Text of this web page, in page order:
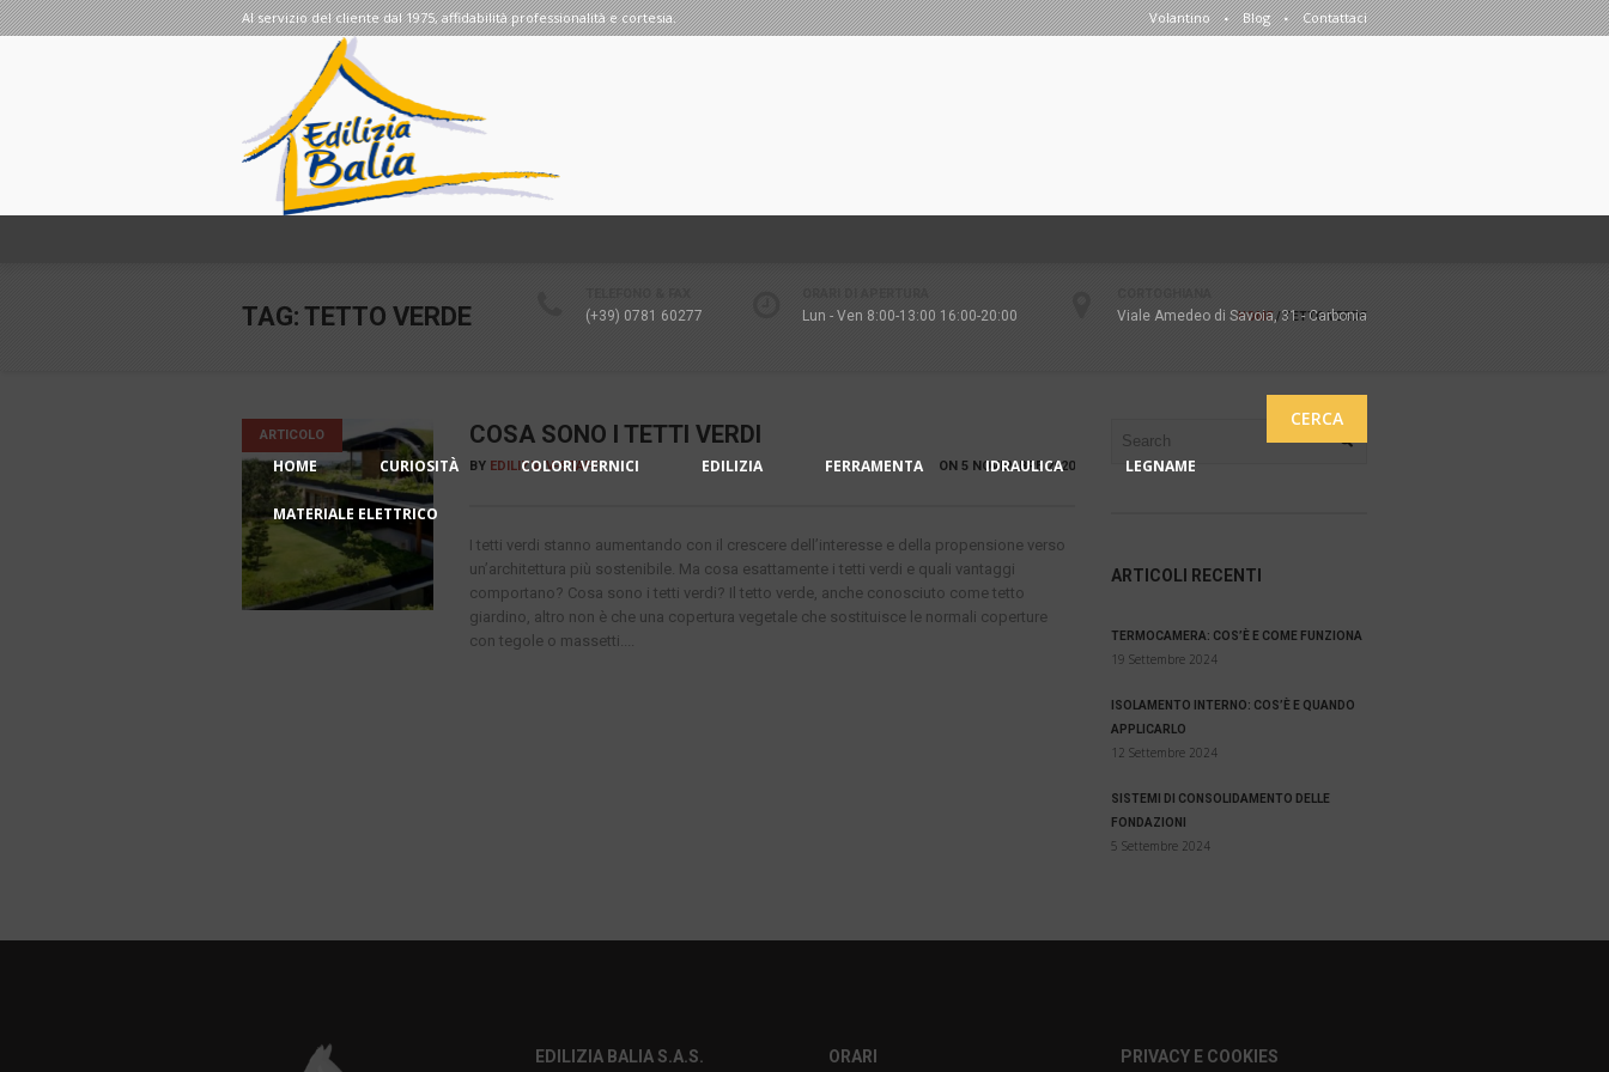
Volantino Blog Contattaci
Al servizio del cliente dal 1975, affidabilità professionalità e cortesia.
(+39) 0781 60277 Lun - Ven 8:00-13:00 16:00-20:00 Viale Amedeo di Savoia, 31 - Carbonia
CERCA
HOME CURIOSITÀ COLORI VERNICI EDILIZIA FERRAMENTA IDRAULICA LEGNAME
MATERIALE ELETTRICO
TAG: TETTO VERDE HOME/TETTO VERDE
ARTICOLO COSA SONO I TETTI VERDI
ON 5 NOVEMBRE 2020
BY EDILIZIA V-STAFF
I tetti verdi stanno aumentando con il crescere dell’interesse e della propensione verso
un’architettura più sostenibile. Ma cosa esattamente i tetti verdi e quali vantaggi
comportano? Cosa sono i tetti verdi? Il tetto verde, anche conosciuto come tetto
giardino, altro non è che una copertura vegetale che sostituisce le normali coperture
con tegole o massetti....
ARTICOLI RECENTI
TERMOCAMERA: COS’È E COME FUNZIONA
19 Settembre 2024
ISOLAMENTO INTERNO: COS’È E QUANDO
APPLICARLO
12 Settembre 2024
SISTEMI DI CONSOLIDAMENTO DELLE
FONDAZIONI
5 Settembre 2024
EDILIZIA BALIA S.A.S. ORARI PRIVACY E COOKIES